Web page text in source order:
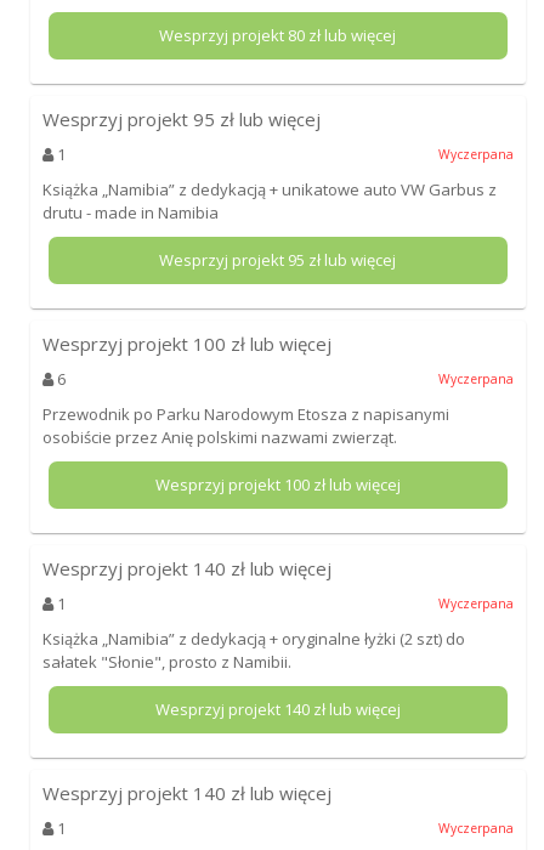
Wesprzyj projekt 80 zł lub więcej
Wesprzyj projekt 95 zł lub więcej
1 Wyczerpana
Książka „Namibia” z dedykacją + unikatowe auto VW Garbus z
drutu - made in Namibia
Wesprzyj projekt 95 zł lub więcej
Wesprzyj projekt 100 zł lub więcej
6 Wyczerpana
Przewodnik po Parku Narodowym Etosza z napisanymi
osobiście przez Anię polskimi nazwami zwierząt.
Wesprzyj projekt 100zł lub więcej
Wesprzyj projekt 140 zł lub więcej
1 Wyczerpana
Książka „Namibia” z dedykacją + oryginalne łyżki (2 szt) do
sałatek "Słonie", prosto z Namibii.
Wesprzyj projekt 140zł lub więcej
Wesprzyj projekt 140 zł lub więcej
1 Wyczerpana